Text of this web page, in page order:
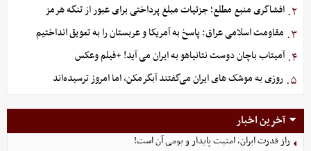
۲. افشاگری منبع مطلع؛ جزئیات مبلغ پرداختی برای عبور از تنگه هرمز
۳. مقاومت اسلامی عراق: پاسخ به آمریکا و عربستان را به تعویق انداختیم
۴. آمیتاب باچان دوست نتانیاهو به ایران می آید! +فیلم وعکس
۵. روزی به موشک‌ های ایران می‌گفتند آبگرمکن، اما امروز ترسیده‌اند
آخرین اخبار
راز قدرت ایران، امنیت پایدار و بومی آن است!